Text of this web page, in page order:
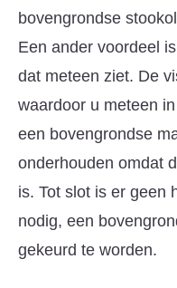
bovengrondse
Een ander voordeel
dat meteen ziet. De
waardoor u meteen
een bovengrondse
onderhouden omdat
is. Tot slot is er geen
nodig, een
gekeurd te worden.